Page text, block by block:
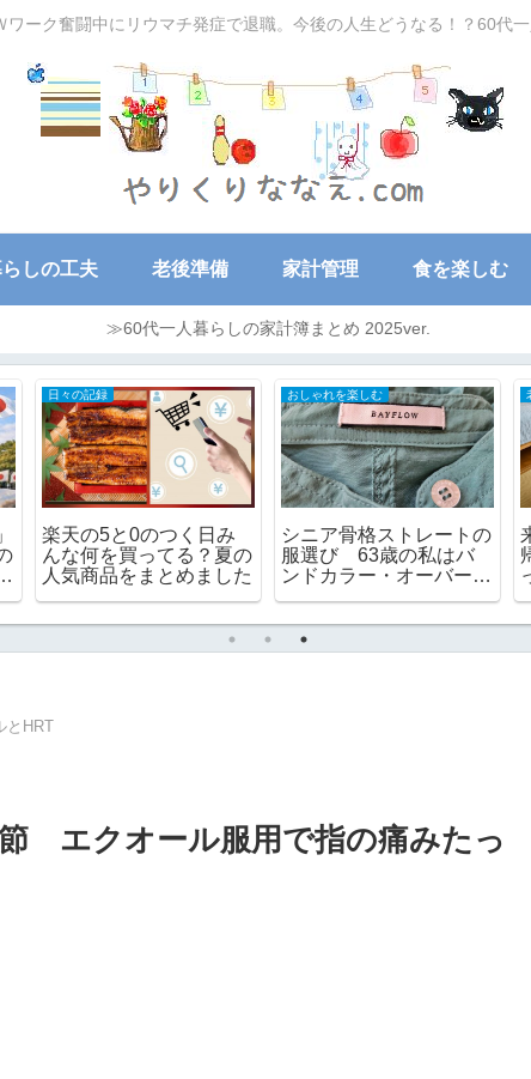
ーク奮闘中にリウマチ発症で退職。今後の人生どうなる！？60代
しの工夫 老後準備 家計管理 食を楽しむ
≫60代一人暮らしの家計簿まとめ 2025ver.
日々の記録
楽天の5と0のつく日み
んな何を買ってる？夏の
人気商品をまとめました
おしゃれを楽しむ
シニア骨格ストレートの
服選び 63歳の私はバ
ンドカラー・オーバーサ
とHRT
エクオール服用で指の痛みたっ